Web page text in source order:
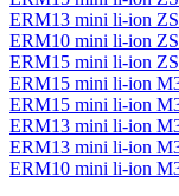
ERM13 mini li-ion
ERM10 mini li-ion
ERM15 mini li-ion
ERM15 mini li-ion
ERM15 mini li-ion
ERM13 mini li-ion
ERM13 mini li-ion
ERM10 mini li-ion